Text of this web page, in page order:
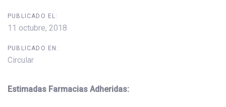
PUBLICADO EL:
11 octubre, 2018
PUBLICADO EN:
Circular
Estimadas Farmacias Adheridas: